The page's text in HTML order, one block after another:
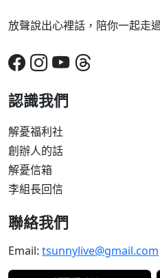
放聲說出心裡話，陪你一起走
認識我們
解憂福利社
創辦人的話
解憂信箱
李組長回信
聯絡我們
Email: tsunnylive@gmail.com